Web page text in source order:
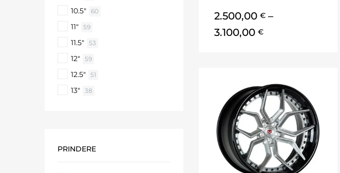
2.500,00 € –
3.100,00 €
10.5" 60
11" 59
11.5" 53
12" 59
12.5" 51
13" 38
PRINDERE